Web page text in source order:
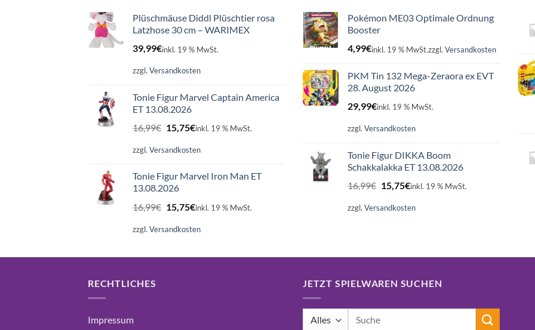
Plüschmäuse Diddl Plüschtier rosa
Latzhose 30 cm – WARIMEX
39,99€inkl. 19 % MwSt.
zzgl. Versandkosten
Tonie Figur Marvel Captain America
ET 13.08.2026
16,99€ Ursprünglicher
Preis
war:
15,75€Aktueller
ist:
inkl. 19 % MwSt.
zzgl. Versandkosten
Tonie Figur Marvel Iron Man ET
13.08.2026
16,99€ Ursprünglicher
Preis
war:
15,75€Aktueller
ist:
inkl. 19 % MwSt.
zzgl. Versandkosten
Pokémon ME03 Optimale Ordnung
Booster
4,99€inkl. 19 % MwSt.zzgl. Versandkosten
PKM Tin 132 Mega-Zeraora ex EVT
28. August 2026
29,99€inkl. 19 % MwSt.
zzgl. Versandkosten
Tonie Figur DIKKA Boom
Schakkalakka ET 13.08.2026
16,99€ Ursprünglicher
Preis
war:
15,75€Aktueller
ist:
inkl. 19 % MwSt.
zzgl. Versandkosten
RECHTLICHES
Impressum
JETZT SPIELWAREN SUCHEN
Suchen